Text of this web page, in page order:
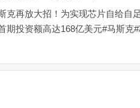
克再放大招！为实现芯片自给自
期投资额高达168亿美元#马斯克